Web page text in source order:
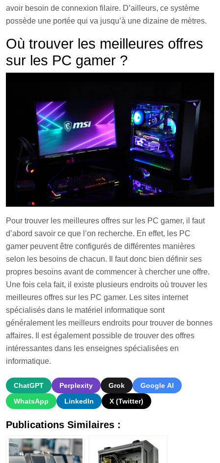
avoir besoin de connexion filaire. D’ailleurs, ce système
possède une portée qui va jusqu’à une dizaine de mètres.
Où trouver les meilleures offres
sur les PC gamer ?
Pour trouver les meilleures offres sur les PC gamer, il faut
d’abord savoir ce que l’on recherche. En effet, les PC
gamer peuvent être configurés de différentes manières
selon les besoins de chacun. Il faut donc bien définir ses
propres besoins avant de commencer à chercher une offre.
Une fois cela fait, il existe plusieurs endroits où trouver les
meilleures offres sur les PC gamer. Les sites internet
spécialisés dans le matériel informatique sont
généralement les meilleurs endroits pour trouver de bonnes
affaires. Il est également possible de trouver des offres
intéressantes dans les enseignes spécialisées en
informatique.
ChatGPT Perplexity Grok
Google AI
WhatsApp
LinkedIn X (Twitter)
Publications Similaires :